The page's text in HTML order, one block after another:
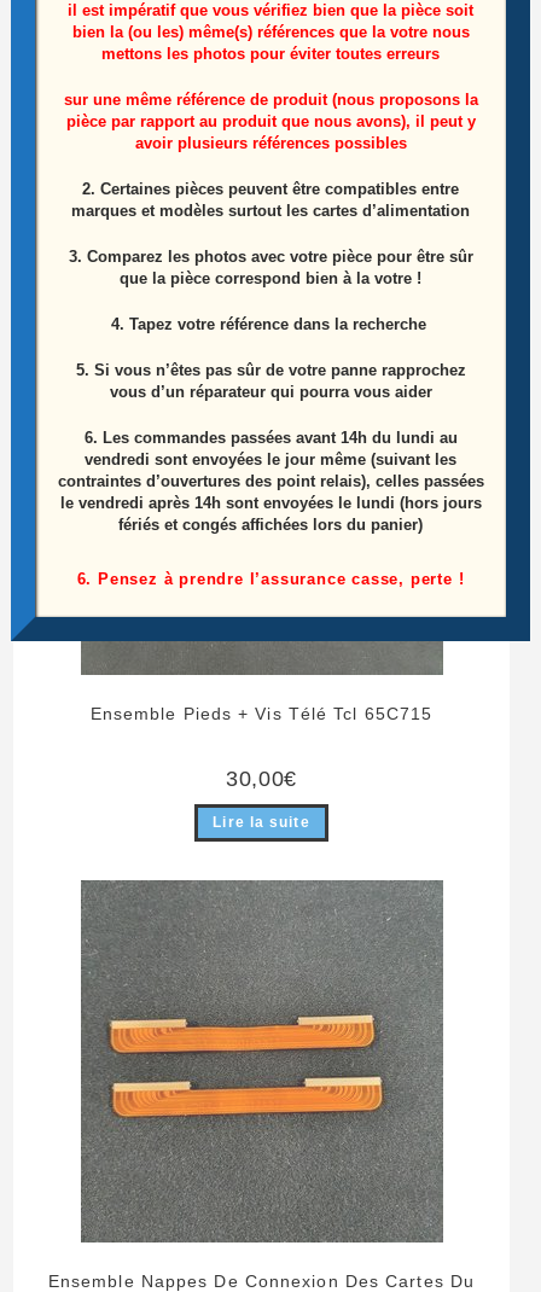
Module De Commandes Télé Tcl 65C715
Référence: 40-6510NH-KSA1LG
20,00 €
Ajouter au panier
Ensemble Pieds + Vis Télé Tcl 65C715
30,00€
Lire la suite
Ensemble Nappes De Connexion Des Cartes Du
il est impératif que vous vérifiez bien que la pièce soit
bien la (ou les) même(s) références que la votre nous
mettons les photos pour éviter toutes erreurs
sur une même référence de produit (nous proposons la
pièce par rapport au produit que nous avons), il peut y
avoir plusieurs références possibles
2. Certaines pièces peuvent être compatibles entre
marques et modèles surtout les cartes d’alimentation
3. Comparez les photos avec votre pièce pour être sûr
que la pièce correspond bien à la votre !
4. Tapez votre référence dans la recherche
5. Si vous n’êtes pas sûr de votre panne rapprochez
vous d’un réparateur qui pourra vous aider
6. Les commandes passées avant 14h du lundi au
vendredi sont envoyées le jour même (suivant les
contraintes d’ouvertures des point relais), celles passées
le vendredi après 14h sont envoyées le lundi (hors jours
fériés et congés affichées lors du panier)
6. Pensez à prendre l’assurance casse, perte !